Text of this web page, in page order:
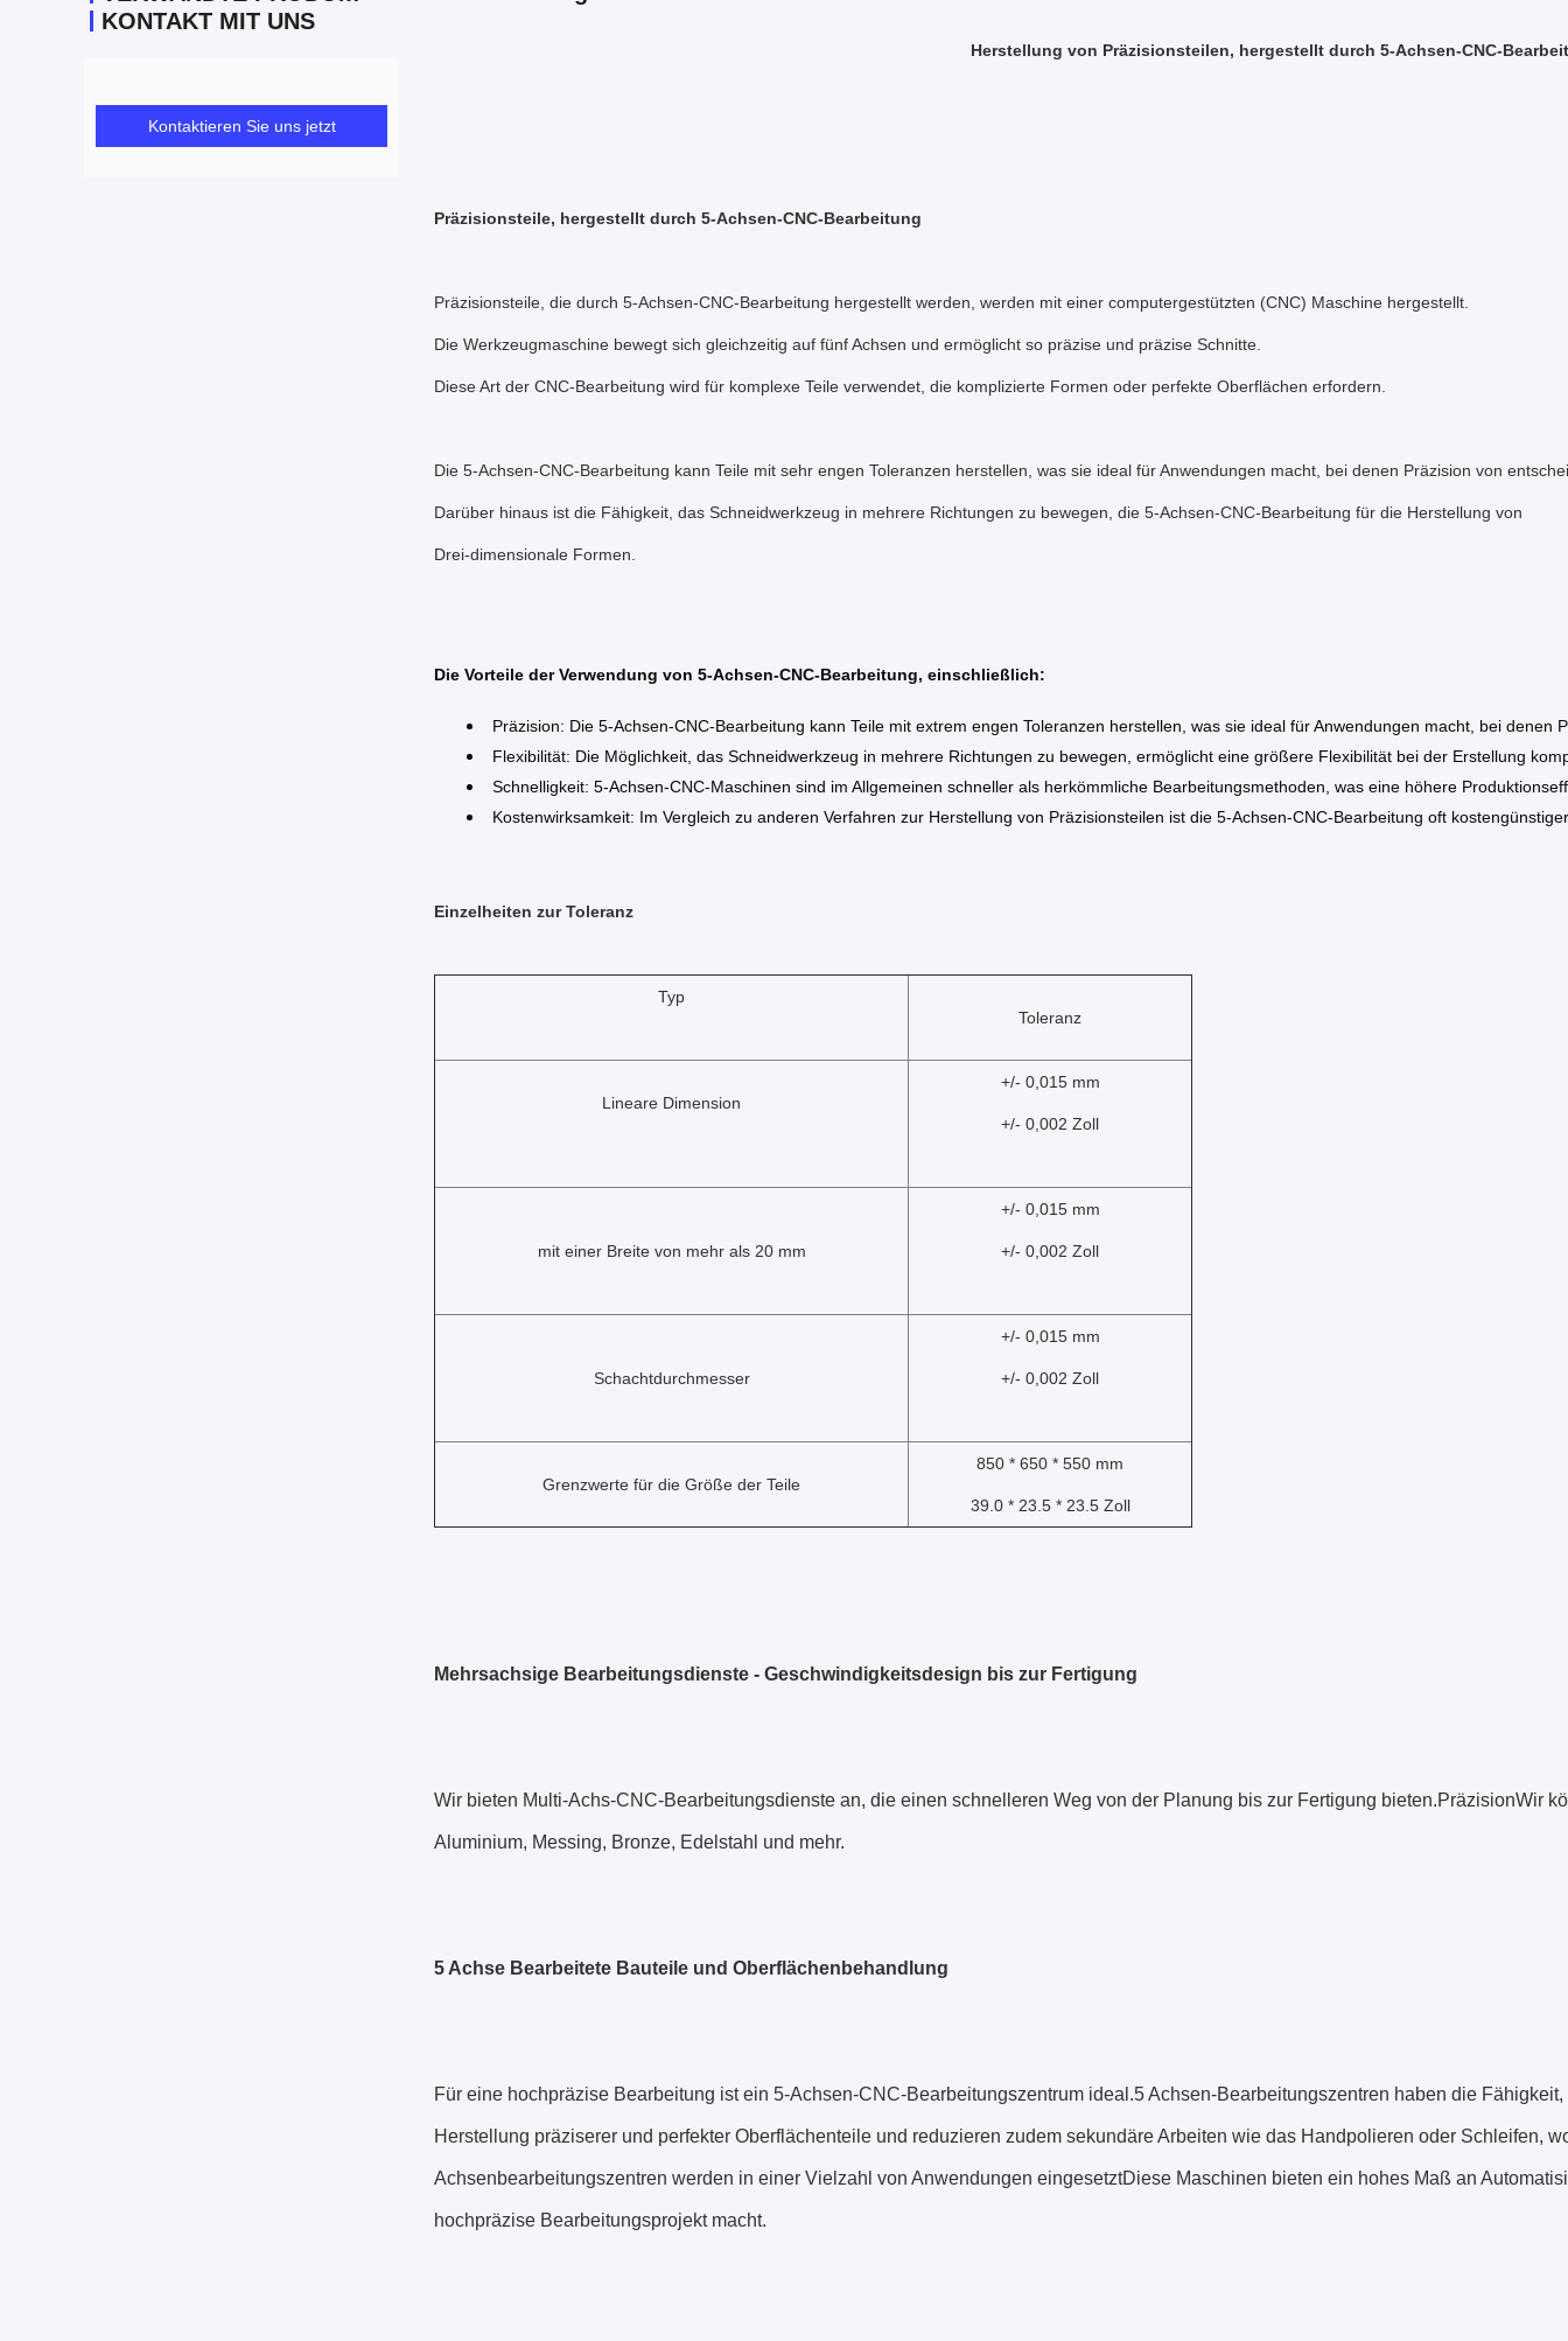
KONTAKT MIT UNS
Kontaktieren Sie uns jetzt
Herstellung von Präzisionsteilen, hergestellt durch 5-Achsen-CNC-
Präzisionsteile, hergestellt durch 5-Achsen-CNC-Bearbeitung
Präzisionsteile, die durch 5-Achsen-CNC-Bearbeitung hergestellt werden, werden mit einer computergestützten (CNC) Maschine hergestellt.
Die Werkzeugmaschine bewegt sich gleichzeitig auf fünf Achsen und ermöglicht so präzise und präzise Schnitte.
Diese Art der CNC-Bearbeitung wird für komplexe Teile verwendet, die komplizierte Formen oder perfekte Oberflächen erfordern.
Die 5-Achsen-CNC-Bearbeitung kann Teile mit sehr engen Toleranzen herstellen, was sie ideal für Anwendungen macht, bei denen Präzision von
Darüber hinaus ist die Fähigkeit, das Schneidwerkzeug in mehrere Richtungen zu bewegen, die 5-Achsen-CNC-Bearbeitung für die Herstellung von
Drei-dimensionale Formen.
Die Vorteile der Verwendung von 5-Achsen-CNC-Bearbeitung, einschließlich:
Präzision: Die 5-Achsen-CNC-Bearbeitung kann Teile mit extrem engen Toleranzen herstellen, was sie ideal für Anwendungen macht, bei denen
Flexibilität: Die Möglichkeit, das Schneidwerkzeug in mehrere Richtungen zu bewegen, ermöglicht eine größere Flexibilität bei der Erstellung
Schnelligkeit: 5-Achsen-CNC-Maschinen sind im Allgemeinen schneller als herkömmliche Bearbeitungsmethoden, was eine höhere
Kostenwirksamkeit: Im Vergleich zu anderen Verfahren zur Herstellung von Präzisionsteilen ist die 5-Achsen-CNC-Bearbeitung oft
Einzelheiten zur Toleranz
Typ
Toleranz
Lineare Dimension
+/- 0,015 mm
+/- 0,002 Zoll
mit einer Breite von mehr als 20 mm
+/- 0,015 mm
+/- 0,002 Zoll
Schachtdurchmesser
+/- 0,015 mm
+/- 0,002 Zoll
Grenzwerte für die Größe der Teile
850 * 650 * 550 mm
39.0 * 23.5 * 23.5 Zoll
Mehrsachsige Bearbeitungsdienste - Geschwindigkeitsdesign bis zur Fertigung
Wir bieten Multi-Achs-CNC-Bearbeitungsdienste an, die einen schnelleren Weg von der Planung bis zur Fertigung bieten.PräzisionWir
Aluminium, Messing, Bronze, Edelstahl und mehr.
5 Achse Bearbeitete Bauteile und Oberflächenbehandlung
Für eine hochpräzise Bearbeitung ist ein 5-Achsen-CNC-Bearbeitungszentrum ideal.5 Achsen-Bearbeitungszentren haben die
Herstellung präziserer und perfekter Oberflächenteile und reduzieren zudem sekundäre Arbeiten wie das Handpolieren oder Schleifen,
Achsenbearbeitungszentren werden in einer Vielzahl von Anwendungen eingesetztDiese Maschinen bieten ein hohes Maß an
hochpräzise Bearbeitungsprojekt macht.